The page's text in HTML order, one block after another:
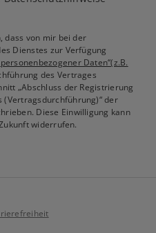
dass von mir bei der
Dienstes zur Verfügung
Daten“(z.B.
des Vertrages
„Abschluss der Registrierung
(Vertragsdurchführung)“ der
Diese Einwilligung kann
widerrufen.